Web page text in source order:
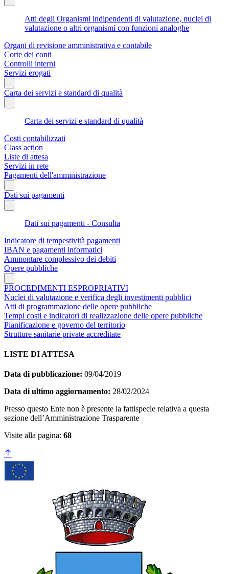
Atti degli Organismi indipendenti di valutazione, nuclei di
valutazione o altri organismi con funzioni analoghe
Organi di revisione amministrativa e contabile
Corte dei conti
Controlli interni
Servizi erogati
Carta dei servizi e standard di qualità
Carta dei servizi e standard di qualità
Costi contabilizzati
Class action
Liste di attesa
Servizi in rete
Pagamenti dell'amministrazione
Dati sui pagamenti
Dati sui pagamenti - Consulta
Indicatore di tempestività pagamenti
IBAN e pagamenti informatici
Ammontare complessivo dei debiti
Opere pubbliche
PROCEDIMENTI ESPROPRIATIVI
Nuclei di valutazione e verifica degli investimenti pubblici
Atti di programmazione delle opere pubbliche
Tempi costi e indicatori di realizzazione delle opere pubbliche
Pianificazione e governo del territorio
Strutture sanitarie private accreditate
LISTE DI ATTESA
Data di pubblicazione: 09/04/2019
Data di ultimo aggiornamento: 28/02/2024
Presso questo Ente non è presente la fattispecie relativa a questa
sezione dell’Amministrazione Trasparente
Visite alla pagina: 68